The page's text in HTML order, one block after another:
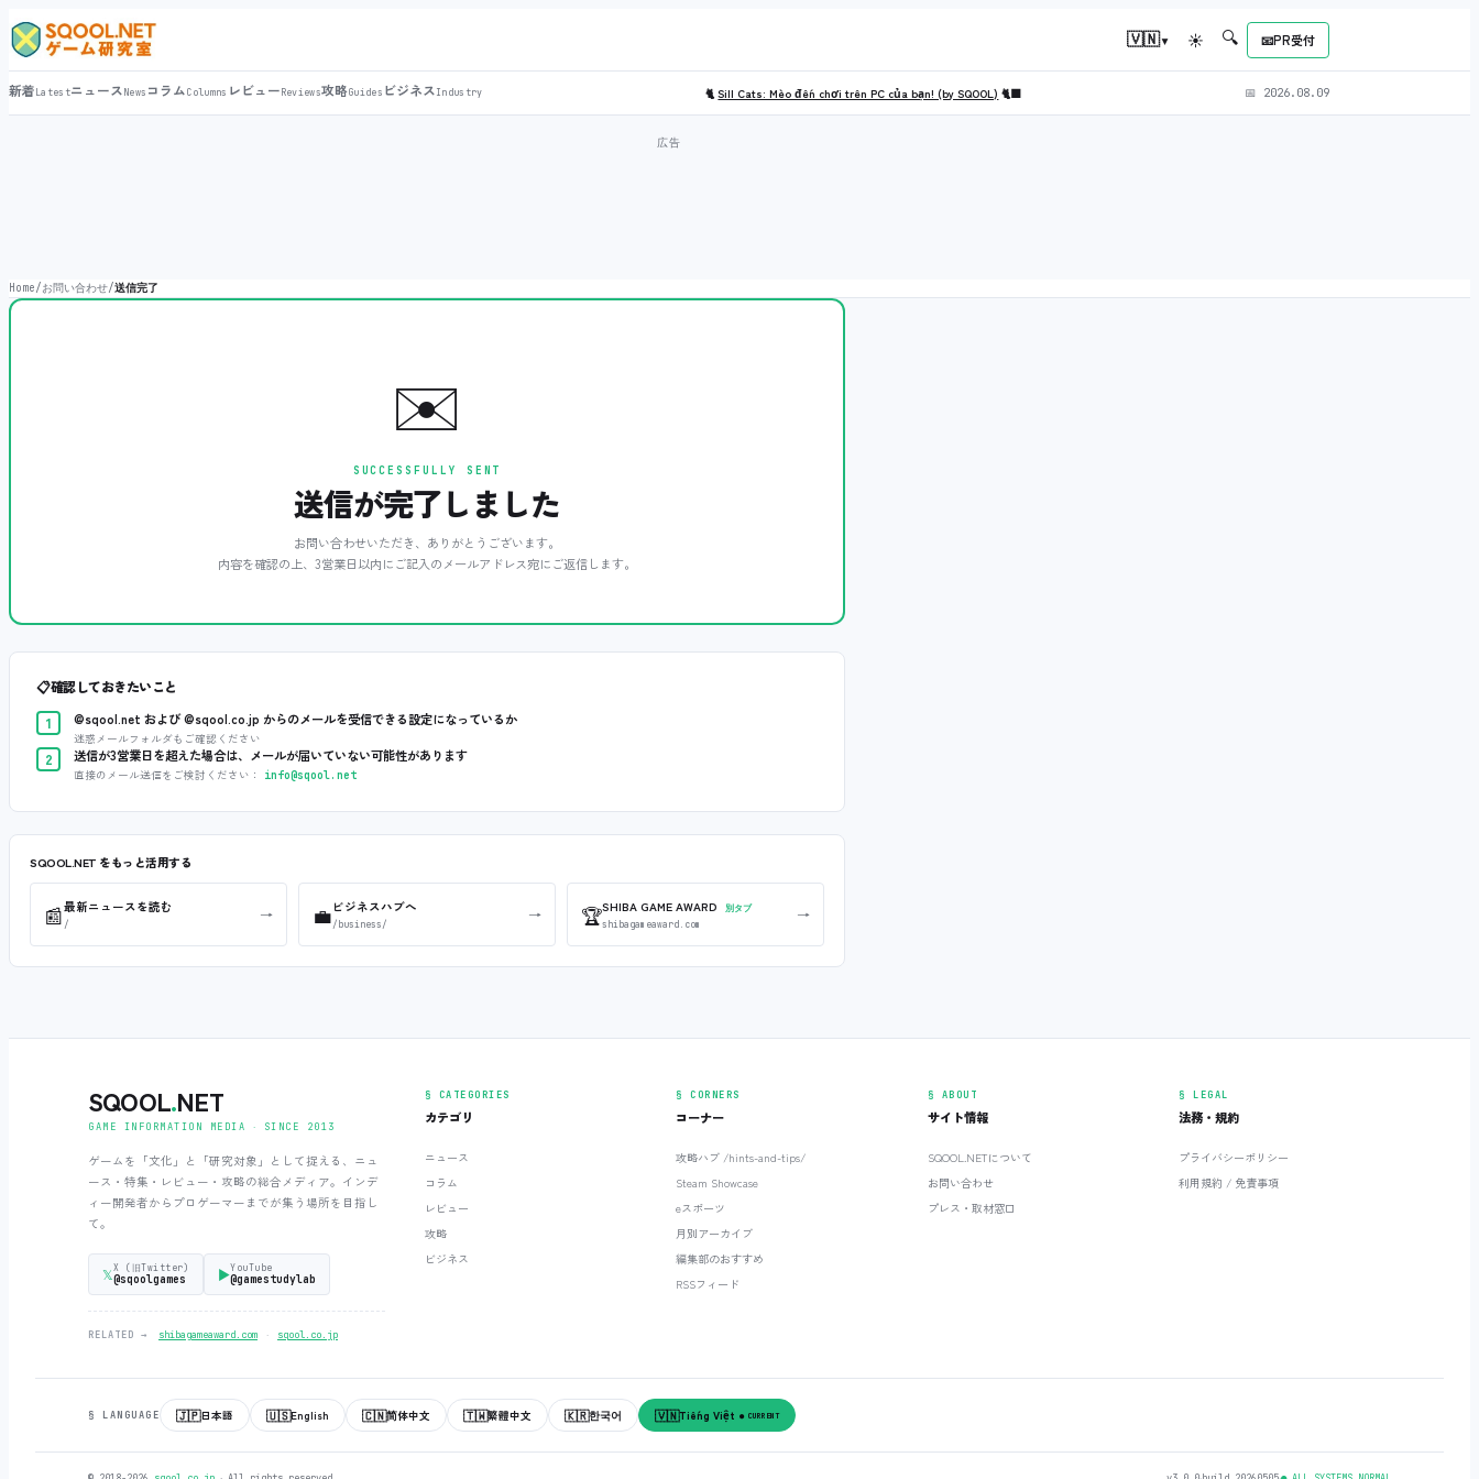
🇻🇳▾ ☀ 🔍 📧PR受付
新着LatestニュースNews コラムColumns レビューReviews攻略Guides ビジネスIndustry 🐈Sill Cats: Mèo đến chơi trên PC của bạn! (by SQOOL) 🐈‍⬛ 📅 2026.08.09
Home/お問い合わせ/送信完了
✉️
SUCCESSFULLY SENT
送信が完了しました
お問い合わせいただき、ありがとうございます。
内容を確認の上、3営業日以内にご記入のメールアドレス宛にご返信します。
📋確認しておきたいこと
1
@sqool.net および @sqool.co.jp からのメールを受信できる設定になっているか
迷惑メールフォルダもご確認ください
2 送信が3営業日を超えた場合は、メールが届いていない可能性があります
直接のメール送信をご検討ください： info@sqool.net
SQOOL.NET をもっと活用する
📰最新ニュースを読む
/ → 💼 ビジネスハブへ
/business/ → 🏆SHIBA GAME AWARD
別タブ
shibagameaward.com
→
SQOOL.NET
GAME INFORMATION MEDIA ‧ SINCE 2013
ゲームを「文化」と「研究対象」として捉える、ニュ
ース・特集・レビュー・攻略の総合メディア。インデ
ィー開発者からプロゲーマーまでが集う場所を目指し
て。
𝕏X (旧Twitter)
@sqoolgames ▶YouTube
@gamestudylab
RELATED → shibagameaward.com ‧ sqool.co.jp
§ CATEGORIES
カテゴリ
ニュース
コラム
レビュー
攻略
ビジネス
§ CORNERS
コーナー
攻略ハブ /hints-and-tips/
Steam Showcase
eスポーツ
月別アーカイブ
編集部のおすすめ
RSSフィード
§ ABOUT
サイト情報
SQOOL.NETについて
お問い合わせ
プレス・取材窓口
§ LEGAL
法務・規約
プライバシーポリシー
利用規約 / 免責事項
§ LANGUAGE 🇯🇵日本語 🇺🇸English 🇨🇳简体中文 🇹🇼繁體中文 🇰🇷한국어 🇻🇳Tiếng Việt ● CURRENT